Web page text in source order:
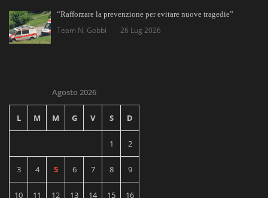
“Rafforzare la prevenzione per evitare nuove tragedie”
Team N. Gobbi 26 Lug 2026
Agosto 2026
L M M G V S D
1 2
3 4 5 6 7 8 9
10 11 12 13 14 15 16